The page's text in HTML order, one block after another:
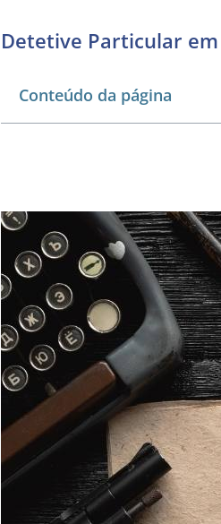
Detetive Particular
Conteúdo da página